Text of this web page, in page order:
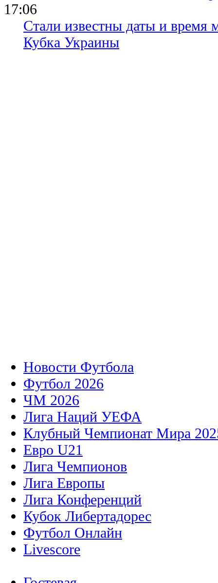
17:06
Стали известны даты и время
Кубка Украины
Новости Футбола
Футбол 2026
ЧМ 2026
Лига Наций УЕФА
Клубный Чемпионат Мира
Евро U21
Лига Чемпионов
Лига Европы
Лига Конференций
Кубок Либертадорес
Футбол Онлайн
Livescore